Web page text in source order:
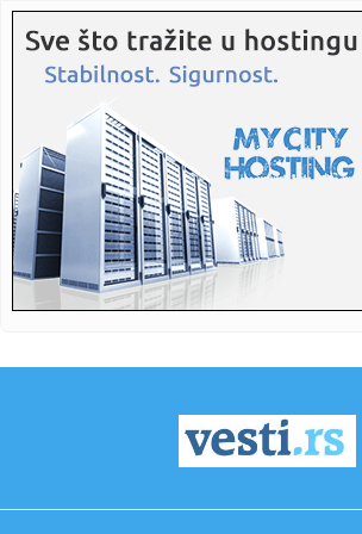
07:25: Vučićev geopolitički šah-mat; Srbija
07:21:
07:20:Канал 12: Бела кућа није
07:20:Mega se revanširala tigrovima:
tima
07:15:RHMZ izdao hitno upozorenje –
uslove; ...
Nastavljaju se topli dani u Novom